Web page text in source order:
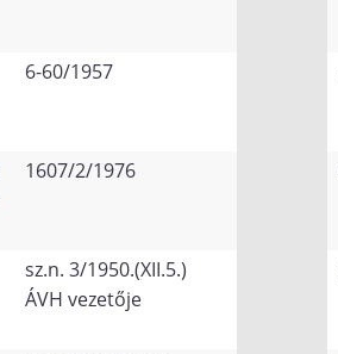
6-60/1957
1607/2/1976
sz.n. 3/1950.(XII.5.)
ÁVH vezetője